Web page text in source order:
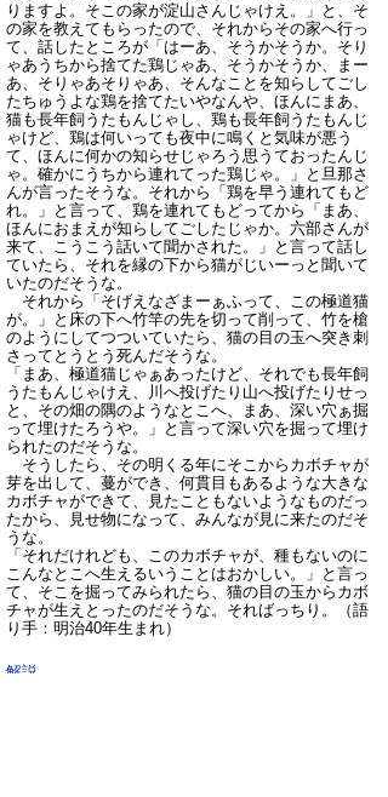
りますよ。そこの家が淀山さんじゃけえ。」と、そ
の家を教えてもらったので、それからその家へ行っ
て、話したところが「はーあ、そうかそうか。そり
ゃあうちから捨てた鶏じゃあ、そうかそうか、まー
あ、そりゃあそりゃあ、そんなことを知らしてごし
たちゅうよな鶏を捨てたいやなんや、ほんにまあ、
猫も長年飼うたもんじゃし、鶏も長年飼うたもんじ
ゃけど、鶏は何いっても夜中に鳴くと気味が悪う
て、ほんに何かの知らせじゃろう思うておったんじ
ゃ。確かにうちから連れてった鶏じゃ。」と旦那さ
んが言ったそうな。それから「鶏を早う連れてもど
れ。」と言って、鶏を連れてもどってから「まあ、
ほんにおまえが知らしてごしたじゃか。六部さんが
来て、こうこう話いて聞かされた。」と言って話し
ていたら、それを縁の下から猫がじいーっと聞いて
いたのだそうな。
それから「そげえなざまーぁふって、この極道猫
が。」と床の下へ竹竿の先を切って削って、竹を槍
のようにしてつついていたら、猫の目の玉へ突き刺
さってとうとう死んだそうな。
「まあ、極道猫じゃぁあったけど、それでも長年飼
うたもんじゃけえ、川へ投げたり山へ投げたりせっ
と、その畑の隅のようなとこへ、まあ、深い穴ぁ掘
って埋けたろうや。」と言って深い穴を掘って埋け
られたのだそうな。
そうしたら、その明くる年にそこからカボチャが
芽を出して、蔓ができ、何貫目もあるような大きな
カボチャができて、見たこともないようなものだっ
たから、見せ物になって、みんなが見に来たのだそ
うな。
「それだけれども、このカボチャが、種もないのに
こんなとこへ生えるいうことはおかしい。」と言っ
て、そこを掘ってみられたら、猫の目の玉からカボ
チャが生えとったのだそうな。そればっちり。
（語
り手：明治40年生まれ）
解説